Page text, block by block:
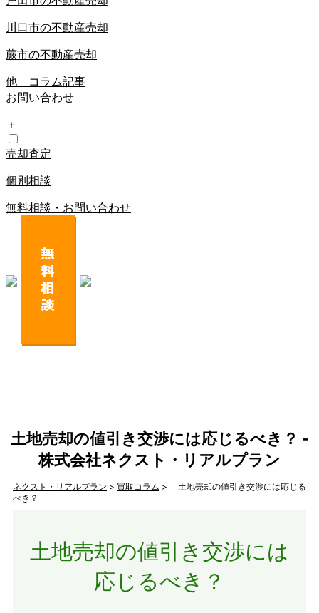
川口市の不動産売却
蕨市の不動産売却
他 コラム記事
お問い合わせ
＋
売却査定
個別相談
無料相談・お問い合わせ
土地売却の値引き交渉には応じるべき？ -
株式会社ネクスト・リアルプラン
ネクスト・リアルプラン > 買取コラム > 土地売却の値引き交渉には応じる
べき？
土地売却の値引き交渉には
応じるべき？